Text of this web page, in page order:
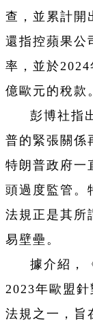
查，並累計開
還指控蘋果公
率，並於
億歐元的稅款
彭博社指
普的緊張關係
特朗普政府一
頭過度監管。
法規正是其所
易壁壘。
據介紹，
2023年歐盟
法規之一，旨